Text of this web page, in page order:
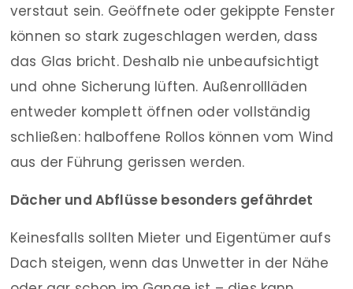
verstaut sein. Geöffnete oder gekippte Fenster
können so stark zugeschlagen werden, dass
das Glas bricht. Deshalb nie unbeaufsichtigt
und ohne Sicherung lüften. Außenrollläden
entweder komplett öffnen oder vollständig
schließen: halboffene Rollos können vom Wind
aus der Führung gerissen werden.
Dächer und Abflüsse besonders gefährdet
Keinesfalls sollten Mieter und Eigentümer aufs
Dach steigen, wenn das Unwetter in der Nähe